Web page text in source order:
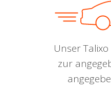
Unser
zur